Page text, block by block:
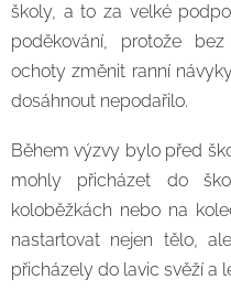
školy, a to za velké
poděkování, protože
ochoty změnit ranní
dosáhnout nepodařilo.
Během výzvy bylo před
mohly přicházet do
koloběžkách nebo na
nastartovat nejen tělo,
přicházely do lavic svěží a